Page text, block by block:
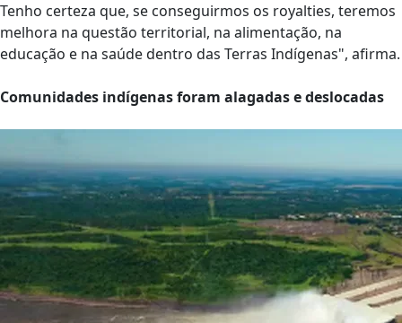
Tenho certeza que, se conseguirmos os royalties, teremos
melhora na questão territorial, na alimentação, na
educação e na saúde dentro das Terras Indígenas", afirma.
Comunidades indígenas foram alagadas e deslocadas